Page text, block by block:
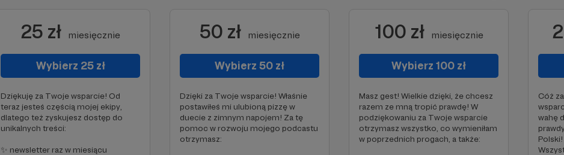
25 zł miesięcznie
Wybierz 25 zł
Dziękuję za Twoje wsparcie! Od
teraz jesteś częścią mojej ekipy,
dlatego też zyskujesz dostęp do
unikalnych treści:
✨ newsletter raz w miesiącu
50 zł miesięcznie
Wybierz 50 zł
Dzięki za Twoje wsparcie! Właśnie
postawiłeś mi ulubioną pizzę w
duecie z zimnym napojem! Za tę
pomoc w rozwoju mojego podcastu
otrzymasz:
100 zł miesięcznie
Wybierz 100 zł
Masz gest! Wielkie dzięki, że chcesz
razem ze mną tropić prawdę! W
podziękowaniu za Twoje wsparcie
otrzymasz wszystko, co wymieniłam
w poprzednich progach, a także:
Cóż
wahę